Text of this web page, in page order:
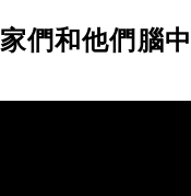
們和他們腦